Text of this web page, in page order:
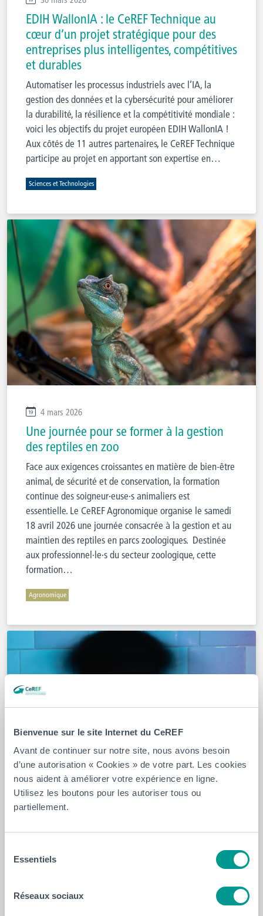
Bienvenue sur le site Internet du CeREF
Avant de continuer sur notre site, nous avons besoin
d’une autorisation « Cookies » de votre part. Les cookies
nous aident à améliorer votre expérience en ligne.
Utilisez les boutons pour les autoriser tous ou
partiellement.
Essentiels
Réseaux sociaux
EDIH WallonIA : le CeREF Technique au
cœur d’un projet stratégique pour des
entreprises plus intelligentes, compétitives
et durables
Automatiser les processus industriels avec l’IA, la
gestion des données et la cybersécurité pour améliorer
la durabilité, la résilience et la compétitivité mondiale :
voici les objectifs du projet européen EDIH WallonIA !
Aux côtés de 11 autres partenaires, le CeREF Technique
participe au projet en apportant son expertise en…
Sciences et Technologies
4 mars 2026
Une journée pour se former à la gestion
des reptiles en zoo
Face aux exigences croissantes en matière de bien-être
animal, de sécurité et de conservation, la formation
continue des soigneur·euse·s animaliers est
essentielle. Le CeREF Agronomique organise le samedi
18 avril 2026 une journée consacrée à la gestion et au
maintien des reptiles en parcs zoologiques. Destinée
aux professionnel·le·s du secteur zoologique, cette
formation…
Agronomique
CeREF Santé lance 10 formations clés dès
Dès le mois d’avril, le CeREF Santé lancera 10 nouvelles